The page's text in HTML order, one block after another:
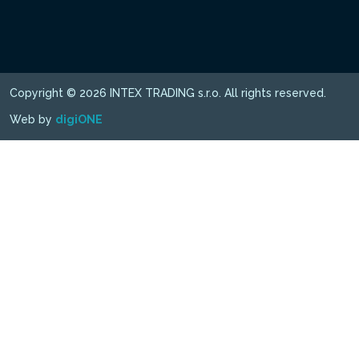
Copyright © 2026 INTEX TRADING s.r.o. All rights reserved.
Web by digiONE